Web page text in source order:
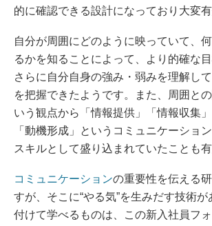
的に確認できる設計になっており大変有
自分が周囲にどのように映っていて、
るかを知ることによって、より的確な目
さらに自分自身の強み・弱みを理解し
を把握できたようです。また、周囲と
いう観点から「情報提供」「情報収集」
「動機形成」というコミュニケーショ
スキルとして盛り込まれていたことも有
コミュニケーションの重要性を伝える
すが、そこに“やる気”を生みだす技術
付けて学べるものは、この新入社員フ